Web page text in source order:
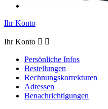
Ihr Konto
Ihr Konto  
Persönliche Infos
Bestellungen
Rechnungskorrekturen
Adressen
Benachrichtigungen